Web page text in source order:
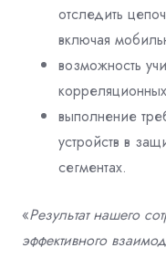
отследить
включая
возможность
выполнение
устройств в
сегментах.
«Результат нашего
эффективного